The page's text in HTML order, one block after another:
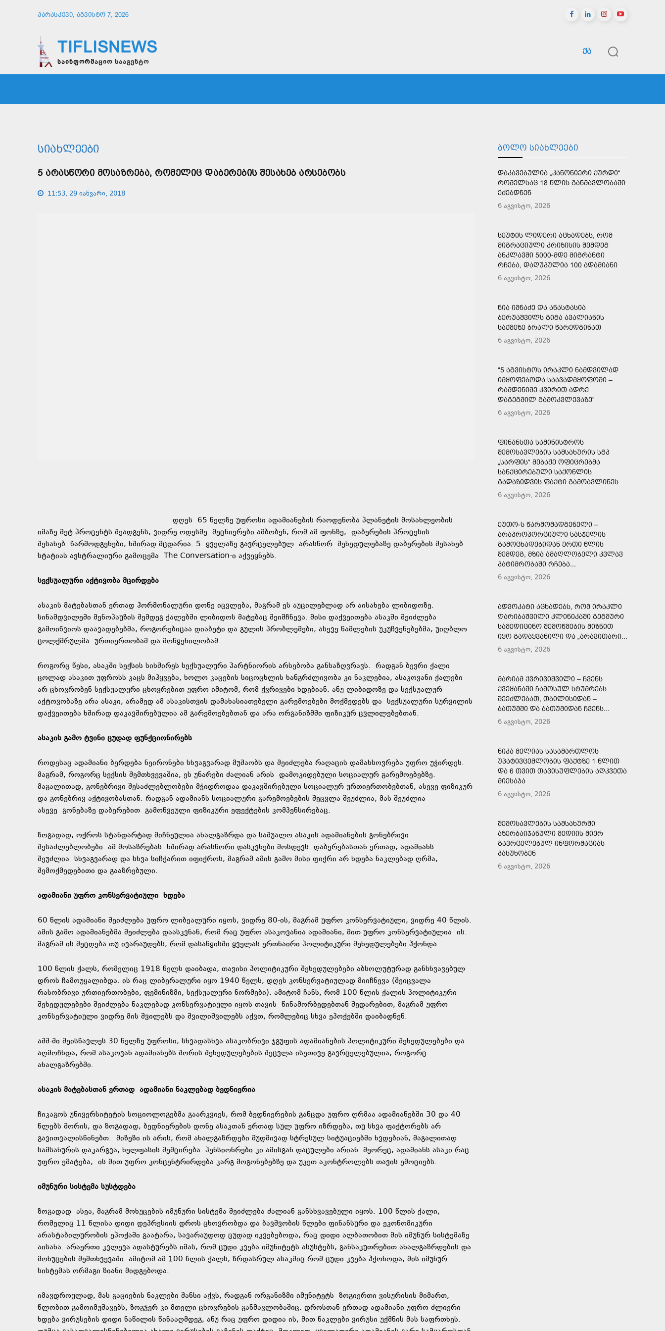
ᲞᲐᲠᲐᲡᲙᲔᲕᲘ, ᲐᲒᲕᲘᲡᲢᲝ 7, 2026
TIFLISNEWS
საინფორმაციო სააგენტო
ᲥᲐ
ᲡᲘᲐᲮᲚᲔᲔᲑᲘ
5 ᲐᲠᲐᲡᲬᲝᲠᲘ ᲛᲝᲡᲐᲖᲠᲔᲑᲐ, ᲠᲝᲛᲔᲚᲘᲪ ᲓᲐᲑᲔᲠᲔᲑᲘᲡ ᲨᲔᲡᲐᲮᲔᲑ ᲐᲠᲡᲔᲑᲝᲑᲡ
11:53, 29 იანვარი, 2018
დღეს 65 წელზე უფროსი ადამიანების რაოდენობა პლანეტის მოსახლეობის
იმაზე მეტ პროცენტს შეადგენს, ვიდრე ოდესმე. მეცნიერები ამბობენ, რომ ამ ფონზე, დაბერების პროცესის
შესახებ წარმოდგენები, ხშირად მცდარია. 5 ყველაზე გავრცელებულ არასწორ შეხედულებაზე დაბერების შესახებ
სტატიას ავსტრალიური გამოცემა The Conversation-ი აქვეყნებს.
სექსუალური აქტივობა მცირდება
ასაკის მატებასთან ერთად ჰორმონალური დონე იცვლება, მაგრამ ეს აუცილებლად არ აისახება ლიბიდოზე.
სინამდვილეში მენოპაუზის შემდეგ ქალებში ლიბიდოს მატებაც შეიმჩნევა. მისი დაქვეითება ასაკში შეიძლება
გამოიწვიოს დაავადებებმა, როგორებიცაა დიაბეტი და გულის პრობლემები, ასევე წამლების უკუჩვენებებმა, უიღბლო
ცოლქმრულმა ურთიერთობამ და მოწყენილობამ.
როგორც წესი, ასაკში სექსის სიხშირეს სექსუალური პარტნიორის არსებობა განსაზღვრავს. რადგან ბევრი ქალი
ცოლად ასაკით უფროსს კაცს მიჰყვება, ხოლო კაცების სიცოცხლის ხანგრძლივობა კი ნაკლებია, ასაკოვანი ქალები
არ ცხოვრობენ სექსუალური ცხოვრებით უფრო იმიტომ, რომ ქვრივები ხდებიან. ანუ ლიბიდოზე და სექსუალურ
აქტოვობაზე არა ასაკი, არამედ ამ ასაკისთვის დამახასიათებელი გარემოებები მოქმედებს და სექსუალური სურვილის
დაქვეითება ხშირად დაკავშირებულია ამ გარემოებებთან და არა ორგანიზმში ფიზიკურ ცვლილებებთან.
ასაკის გამო ტვინი ცუდად ფუნქციონირებს
როდესაც ადამიანი ბერდება ნეირონები სხვაგვარად მუშაობს და შეიძლება რაღაცის დამახსოვრება უფრო უჭირდეს.
მაგრამ, როგორც სექსის შემთხვევაშია, ეს უნარები ძალიან არის დამოკიდებული სოციალურ გარემოებებზე.
მაგალითად, გონებრივი შესაძლებლობები მჭიდროდაა დაკავშირებული სოციალურ ურთიერთობებთან, ასევე ფიზიკურ
და გონებრივ აქტივობასთან. რადგან ადამიანს სოციალური გარემოებების შეცვლა შეუძლია, მას შეუძლია
ასევე გონებაზე დაბერებით გამოწვეული ფიზიკური ეფექტების კომპენსირებაც.
ზოგადად, ოქროს სტანდარტად მიჩნეულია ახალგაზრდა და საშუალო ასაკის ადამიანების გონებრივი
შესაძლებლობები. ამ მოსაზრებას ხშირად არასწორი დასკვნები მოსდევს. დაბერებასთან ერთად, ადამიანს
შეუძლია სხვაგვარად და სხვა სიჩქარით იფიქროს, მაგრამ ამის გამო მისი ფიქრი არ ხდება ნაკლებად ღრმა,
შემოქმედებითი და გააზრებული.
ადამიანი უფრო კონსერვატიული ხდება
60 წლის ადამიანი შეიძლება უფრო ლიბეალური იყოს, ვიდრე 80-ის, მაგრამ უფრო კონსერვატიული, ვიდრე 40 წლის.
ამის გამო ადამიანებმა შეიძლება დაასკვნან, რომ რაც უფრო ასაკოვანია ადამიანი, მით უფრო კონსერვატიულია ის.
მაგრამ ის შეცდება თუ ივარაუდებს, რომ დასაწყისში ყველას ერთნაირი პოლიტიკური შეხედულებები ჰქონდა.
100 წლის ქალს, რომელიც 1918 წელს დაიბადა, თავისი პოლიტიკური შეხედულებები აბსოლუტურად განსხვავებულ
დროს ჩამოუყალიბდა. ის რაც ლიბერალური იყო 1940 წელს, დღეს კონსერვატიულად მიიჩნევა (შეიცვალა
რასობრივი ურთიერთობები, ფემინიზმი, სექსუალური ნორმები). ამიტომ ჩანს, რომ 100 წლის ქალის პოლიტიკური
შეხედულებები შეიძლება ნაკლებად კონსერვატიული იყოს თავის წინამორბედებთან შედარებით, მაგრამ უფრო
კონსერვატიული ვიდრე მის შვილებს და შვილიშვილებს აქვთ, რომლებიც სხვა ეპოქებში დაიბადნენ.
აშშ-ში შეისწავლეს 30 წელზე უფროსი, სხვადასხვა ასაკობრივი ჯგუფის ადამიანების პოლიტიკური შეხედულებები და
აღმოჩნდა, რომ ასაკოვან ადამიანებს შორის შეხედულებების შეცვლა ისეთივე გავრცელებულია, როგორც
ახალგაზრებში.
ასაკის მატებასთან ერთად ადამიანი ნაკლებად ბედნიერია
ჩიკაგოს უნივერსიტეტის სოციოლოგებმა გაარკვიეს, რომ ბედნიერების განცდა უფრო ღრმაა ადამიანებში 30 და 40
წლებს შორის, და ზოგადად, ბედნიერების დონე ასაკთან ერთად სულ უფრო იზრდება, თუ სხვა ფაქტორებს არ
გავითვალისწინებთ. მიზეზი ის არის, რომ ახალგაზრდები მუდმივად სტრესულ სიტუაციებში ხვდებიან, მაგალითად
სამსახურის დაკარგვა, ხელფასის შემცირება. პენსიონრები კი ამისგან დაცულები არიან. მეორეც, ადამიანს ასაკი რაც
უფრო ემატება, ის მით უფრო კონცენტრირდება კარგ მოგონებებზე და უკეთ აკონტროლებს თავის ემოციებს.
იმუნური სისტემა სუსტდება
ზოგადად ასეა, მაგრამ მოხუცების იმუნური სისტემა შეიძლება ძალიან განსხვავებული იყოს. 100 წლის ქალი,
რომელიც 11 წლისა დიდი დეპრესიის დროს ცხოვრობდა და ბავშვობის წლები ფინანსური და ეკონომიკური
არასტაბილურობის ეპოქაში გაატარა, სავარაუდოდ ცუდად იკვებებოდა, რაც დიდი ალბათობით მის იმუნურ სისტემაზე
აისახა. არაერთი კვლევა ადასტურებს იმას, რომ ცუდი კვება იმუნიტეტს ასუსტებს, განსაკუთრებით ახალგაზრდების და
მოხუცების შემთხვევაში. ამიტომ ამ 100 წლის ქალს, ზრდასრულ ასაკშიც რომ ცუდი კვება ჰქონოდა, მის იმუნურ
სისტემას ორმაგი ზიანი მიდგებოდა.
იმავდროულად, მას გაციების ნაკლები შანსი აქვს, რადგან ორგანიზმი იმუნიტეტს ზოგიერთი ვისურისის მიმართ,
წლობით გამოიმუშავებს, ზოგჯერ კი მთელი ცხოვრების განმავლობაშიც. დროსთან ერთად ადამიანი უფრო ძლიერი
ხდება ვირუსების დიდი ნაწილის წინააღმდეგ, ანუ რაც უფრო დიდია ის, მით ნაკლები ვირუსი უქმნის მას საფრთხეს.
ᲑᲝᲚᲝ ᲡᲘᲐᲮᲚᲔᲔᲑᲘ
ᲓᲐᲙᲐᲕᲔᲑᲣᲚᲘᲐ „ᲙᲐᲜᲝᲜᲘᲔᲠᲘ ᲥᲣᲠᲓᲘ“
ᲠᲝᲛᲔᲚᲡᲐᲪ 18 ᲬᲚᲘᲡ ᲒᲐᲜᲛᲐᲕᲚᲝᲑᲐᲨᲘ
ᲔᲫᲔᲑᲓᲜᲔᲜ
6 აგვისტო, 2026
ᲡᲔᲣᲢᲘᲡ ᲚᲘᲓᲔᲠᲘ ᲐᲪᲮᲐᲓᲔᲑᲡ, ᲠᲝᲛ
ᲛᲘᲒᲠᲐᲪᲘᲣᲚᲘ ᲙᲠᲘᲖᲘᲡᲘᲡ ᲨᲔᲛᲓᲔᲒ
ᲐᲜᲙᲚᲐᲕᲨᲘ 5000-ᲛᲓᲔ ᲛᲘᲒᲠᲐᲜᲢᲘ
ᲠᲩᲔᲑᲐ, ᲓᲐᲦᲣᲞᲣᲚᲘᲐ 100 ᲐᲓᲐᲛᲘᲐᲜᲘ
6 აგვისტო, 2026
ᲜᲘᲐ ᲘᲛᲜᲐᲫᲔ ᲓᲐ ᲐᲜᲐᲡᲢᲐᲡᲘᲐ
ᲑᲔᲠᲣᲐᲨᲕᲘᲚᲡ ᲒᲘᲒᲐ ᲐᲕᲐᲚᲘᲐᲜᲘᲡ
ᲡᲐᲥᲛᲔᲖᲔ ᲑᲠᲐᲚᲘ ᲬᲐᲠᲔᲓᲒᲘᲜᲐᲗ
6 აგვისტო, 2026
“5 ᲐᲒᲕᲘᲡᲢᲝᲡ ᲘᲠᲐᲙᲚᲘ ᲜᲐᲛᲓᲕᲘᲚᲐᲓ
ᲘᲛᲧᲝᲤᲔᲑᲝᲓᲐ ᲡᲐᲐᲕᲐᲓᲛᲧᲝᲤᲝᲨᲘ –
ᲠᲐᲛᲓᲔᲜᲘᲛᲔ ᲙᲕᲘᲠᲘᲗ ᲐᲓᲠᲔ
ᲓᲐᲒᲔᲒᲛᲘᲚ ᲒᲐᲛᲝᲙᲕᲚᲔᲕᲐᲖᲔ”
6 აგვისტო, 2026
ᲤᲘᲜᲐᲜᲡᲗᲐ ᲡᲐᲛᲘᲜᲘᲡᲢᲠᲝᲡ
ᲨᲔᲛᲝᲡᲐᲕᲚᲔᲑᲘᲡ ᲡᲐᲛᲡᲐᲮᲣᲠᲘᲡ ᲡᲒᲞ
„ᲡᲐᲠᲤᲘᲡ“ ᲛᲔᲑᲐᲟᲔ ᲝᲤᲘᲪᲠᲔᲑᲛᲐ
ᲡᲐᲜᲥᲪᲘᲠᲔᲑᲣᲚᲘ ᲡᲐᲥᲝᲜᲚᲘᲡ
ᲒᲐᲓᲐᲖᲘᲓᲕᲘᲡ ᲤᲐᲥᲢᲘ ᲒᲐᲛᲝᲐᲕᲚᲘᲜᲔᲡ
6 აგვისტო, 2026
ᲔᲣᲗᲝ-Ს ᲬᲐᲠᲛᲝᲛᲐᲓᲒᲔᲜᲔᲚᲘ –
ᲐᲠᲐᲞᲠᲝᲞᲝᲠᲪᲘᲣᲚᲘ ᲡᲐᲡᲯᲔᲚᲘᲡ
ᲒᲐᲛᲝᲪᲮᲐᲓᲔᲑᲘᲓᲐᲜ ᲔᲠᲗᲘ ᲬᲚᲘᲡ
ᲨᲔᲛᲓᲔᲒ, ᲛᲖᲘᲐ ᲐᲛᲐᲦᲚᲝᲑᲔᲚᲘ ᲙᲕᲚᲐᲕ
ᲞᲐᲢᲘᲛᲠᲝᲑᲐᲨᲘ ᲠᲩᲔᲑᲐ...
6 აგვისტო, 2026
ᲐᲓᲕᲝᲙᲐᲢᲘ ᲐᲪᲮᲐᲓᲔᲑᲡ, ᲠᲝᲛ ᲘᲠᲐᲙᲚᲘ
ᲦᲐᲠᲘᲑᲐᲨᲕᲘᲚᲘ ᲙᲚᲘᲜᲘᲙᲐᲨᲘ ᲒᲔᲒᲛᲣᲠᲘ
ᲡᲐᲛᲔᲓᲘᲪᲘᲜᲝ ᲨᲔᲛᲝᲬᲛᲔᲑᲘᲡ ᲛᲘᲖᲜᲘᲗ
ᲘᲧᲝ ᲒᲐᲓᲐᲧᲕᲐᲜᲘᲚᲘ ᲓᲐ „ᲐᲠᲐᲕᲘᲗᲐᲠᲘ...
6 აგვისტო, 2026
ᲛᲐᲠᲘᲐᲛ ᲥᲕᲠᲘᲕᲘᲨᲕᲘᲚᲘ – ᲩᲕᲔᲜᲡ
ᲥᲕᲔᲧᲐᲜᲐᲨᲘ ᲩᲐᲛᲝᲡᲣᲚ ᲡᲢᲣᲛᲠᲔᲑᲡ
ᲨᲔᲔᲫᲚᲔᲑᲐᲗ, ᲗᲑᲘᲚᲘᲡᲘᲓᲐᲜ –
ᲑᲐᲗᲣᲛᲨᲘ ᲓᲐ ᲑᲐᲗᲣᲛᲘᲓᲐᲜ ᲩᲕᲔᲜᲡ...
6 აგვისტო, 2026
ᲜᲘᲙᲐ ᲛᲔᲚᲘᲐᲡ ᲡᲐᲡᲐᲛᲐᲠᲗᲚᲝᲡ
ᲣᲞᲐᲢᲘᲕᲪᲔᲛᲚᲝᲑᲘᲡ ᲤᲐᲥᲢᲖᲔ 1 ᲬᲚᲘᲗ
ᲓᲐ 6 ᲗᲕᲘᲗ ᲗᲐᲕᲘᲡᲣᲤᲚᲔᲑᲘᲡ ᲐᲦᲙᲕᲔᲗᲐ
ᲛᲘᲔᲡᲐᲯᲐ
6 აგვისტო, 2026
ᲨᲔᲛᲝᲡᲐᲕᲚᲔᲑᲘᲡ ᲡᲐᲛᲡᲐᲮᲣᲠᲨᲘ
ᲐᲖᲔᲠᲑᲐᲘᲯᲐᲜᲣᲚᲘ ᲛᲔᲓᲘᲘᲡ ᲛᲘᲔᲠ
ᲒᲐᲕᲠᲪᲔᲚᲔᲑᲣᲚ ᲘᲜᲤᲝᲠᲛᲐᲪᲘᲐᲡ
ᲞᲐᲡᲣᲮᲝᲑᲔᲜ
6 აგვისტო, 2026